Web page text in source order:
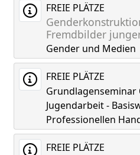
FREIE PLÄTZE
Fremdbilder
Gender und Medien
FREIE PLÄTZE
Grundlagenseminar
Jugendarbeit -
Professionellen
FREIE PLÄTZE